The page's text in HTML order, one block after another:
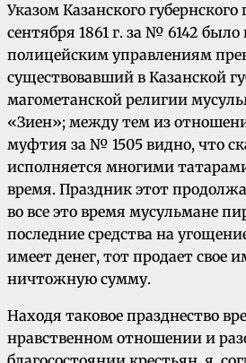
Указом Казанского
сентября 1861 г. за № 6142
полицейским управлениям
существовавший в Казанской
магометанской религии
«Зиен»; между тем из
муфтия за № 1505 видно, что
исполняется многими
время. Праздник этот
во все это время мусульмане
последние средства на
имеет денег, тот продает свое
ничтожную сумму.
Находя таковое празднество
нравственном отношении и